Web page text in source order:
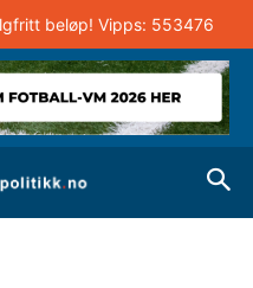
beløp! Vipps: 553476